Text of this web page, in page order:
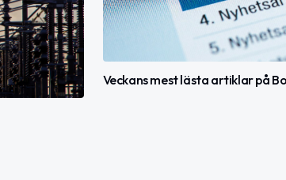
Veckans mest lästa artiklar på